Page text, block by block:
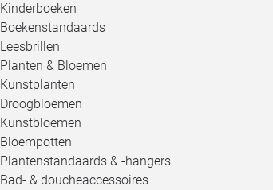
Kinderboeken
Boekenstandaards
Leesbrillen
Planten & Bloemen
Kunstplanten
Droogbloemen
Kunstbloemen
Bloempotten
Plantenstandaards & -hangers
Bad- & doucheaccessoires